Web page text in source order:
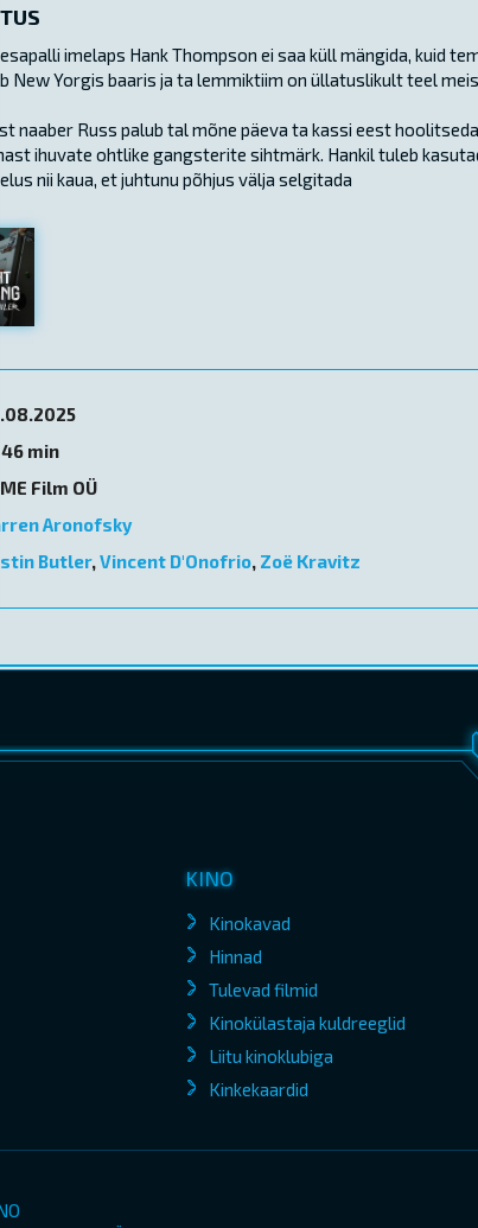
imelaps Hank Thompson ei saa küll mängida, kuid
New Yorgis baaris ja ta lemmiktiim on üllatuslikult teel
naaber Russ palub tal mõne päeva ta kassi eest
ihuvate ohtlike gangsterite sihtmärk. Hankil tuleb
nii kaua, et juhtunu põhjus välja selgitada
46 min
Film OÜ
Aronofsky
Butler,Vincent D'Onofrio, Zoë Kravitz
KINO
Kinokavad
Hinnad
Tulevad filmid
Kinokülastaja kuldreeglid
Liitu kinoklubiga
Kinkekaardid